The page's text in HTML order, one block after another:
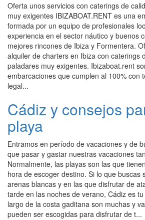
Oferta unos servicios con caterings de
muy exigentes IBIZABOAT.RENT es una
formada por un equipo de profesionales
experiencia en el sector náutico y buenos
mejores rincones de Ibiza y Formentera.
alquiler de charters en Ibiza con caterings
paladares muy exigentes. Ibizaboat.rent
embarcaciones que cumplen al 100% con
legal...
Cádiz y consejos
playa
Entramos en período de vacaciones y de
que pasar y gastar nuestras vacaciones
Normalmente, las playas son las que
hora de escoger destino. Si lo que buscas
arenas blancas y en las que disfrutar de
tarde en las noches de verano, Cádiz es
largo de la costa gaditana son muchas y
pueden ser escogidas para disfrutar de t...